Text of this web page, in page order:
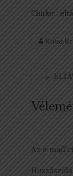
Cimke:
Kolos
←
Az e-mail